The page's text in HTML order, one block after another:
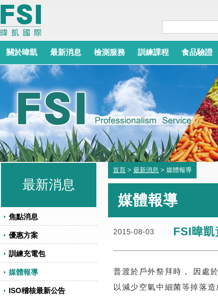
關於暐凱 最新消息 檢測服務 訓練課程 食品驗證
最新消息
焦點消息
優惠方案
訓練充電包
媒體報導
ISO稽核最新公告
首頁 > 最新消息 > 媒體報導
媒體報導
2015-08-03 FSI暐
普渡於戶外祭拜時， 因處
以減少空氣中細菌等掉落